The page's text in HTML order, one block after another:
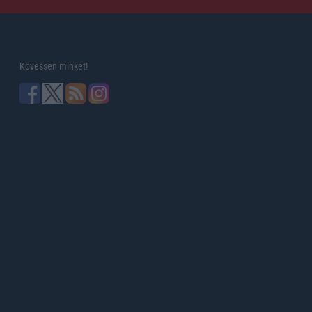
Kövessen minket!